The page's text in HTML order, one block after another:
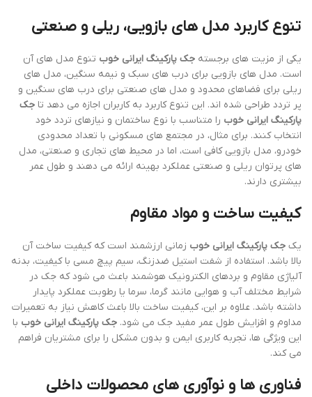
تنوع کاربرد مدل های بازویی، ریلی و صنعتی
یکی از مزیت های برجسته جک پارکینگ ایرانی خوب تنوع مدل های آن
است. مدل های بازویی برای درب های سبک و نیمه سنگین، مدل های
ریلی برای فضاهای محدود و مدل های صنعتی برای درب های سنگین و
پر تردد طراحی شده اند. این تنوع کاربرد به کاربران اجازه می دهد تا جک
پارکینگ ایرانی خوب را متناسب با نوع ساختمان و نیازهای تردد خود
انتخاب کنند. برای مثال، در مجتمع های مسکونی با تعداد محدودی
خودرو، مدل بازویی کافی است، اما در محیط های تجاری و صنعتی، مدل
های پرتوان ریلی و صنعتی عملکرد بهینه ارائه می دهند و طول عمر
بیشتری دارند.
کیفیت ساخت و مواد مقاوم
یک جک پارکینگ ایرانی خوب زمانی ارزشمند است که کیفیت ساخت آن
بالا باشد. استفاده از شفت استیل ضدزنگ، سیم پیچ مسی با کیفیت، بدنه
آلیاژی مقاوم و بردهای الکترونیک هوشمند باعث می شود که جک در
شرایط مختلف آب و هوایی مانند گرما، سرما یا رطوبت عملکرد پایدار
داشته باشد. علاوه بر این، کیفیت ساخت بالا باعث کاهش نیاز به تعمیرات
مداوم و افزایش طول عمر مفید جک می شود. جک پارکینگ ایرانی خوب با
این ویژگی ها، تجربه کاربری ایمن و بدون مشکل را برای مشتریان فراهم
می کند.
فناوری ها و نوآوری های محصولات داخلی